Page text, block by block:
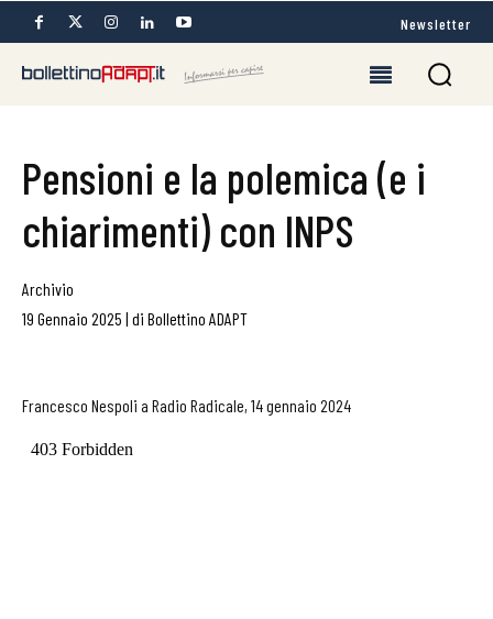
Newsletter
Pensioni e la polemica (e i
chiarimenti) con INPS
Archivio
19 Gennaio 2025 | di Bollettino ADAPT
Francesco Nespoli a Radio Radicale, 14 gennaio 2024